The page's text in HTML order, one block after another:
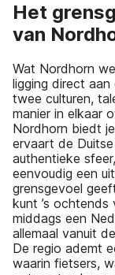
Het
van
Wat Nordhorn
ligging direct
twee culturen,
manier in elkaar
Nordhorn biedt
ervaart de
authentieke
eenvoudig een
grensgevoel
kunt ’s ochtends
middags een
allemaal vanuit
De regio ademt
waarin fietsers,